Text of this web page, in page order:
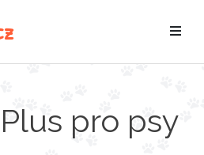
pro psy